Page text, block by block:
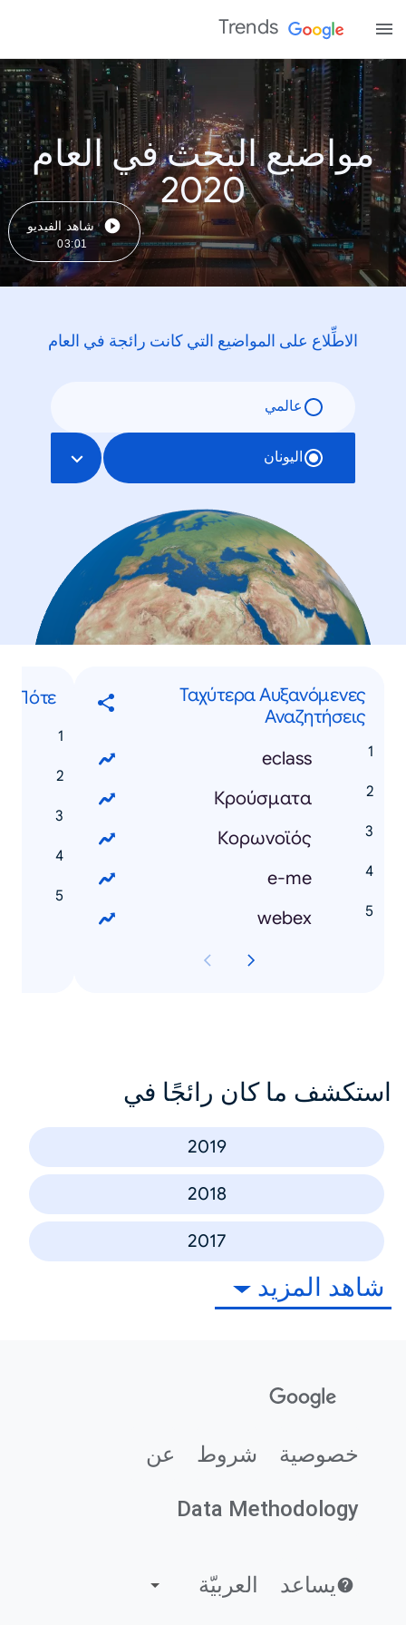
Trends
مواضيع البحث في العام
2020
شاهد الفيديو
03:01
الاطِّلاع على المواضيع التي كانت رائجة في العام
عالمي
اليونان
Ταχύτερα Αυξανόμενες
Αναζητήσεις
eclass
Κρούσματα
Κορωνοϊός
e-me
webex
Πότε...
استكشف ما كان رائجًا في
2019
2018
2017
شاهد المزيد
خصوصية شروط عن
Data Methodology
يساعد